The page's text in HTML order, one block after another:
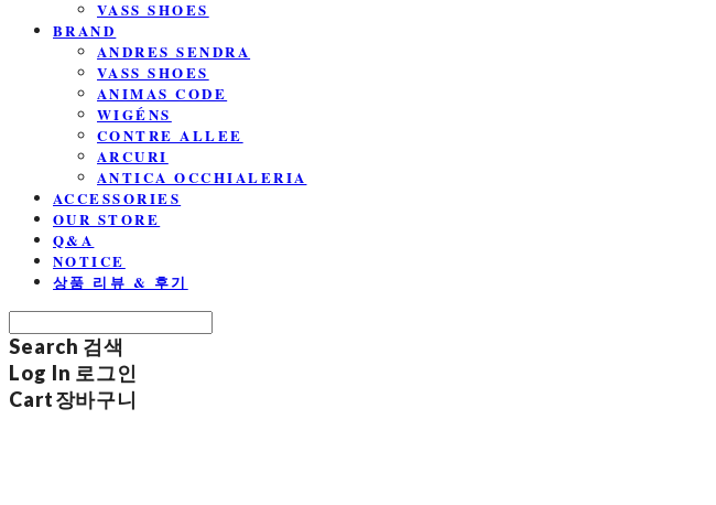
VASS SHOES
BRAND
ANDRES SENDRA
VASS SHOES
ANIMAS CODE
WIGÉNS
CONTRE ALLEE
ARCURI
ANTICA OCCHIALERIA
ACCESSORIES
OUR STORE
Q&A
NOTICE
상품 리뷰 & 후기
Search 검색
Log In 로그인
Cart장바구니